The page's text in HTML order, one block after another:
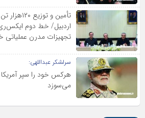
تأمین و
اردبیل/ خط دوم ایکس‌ری
تجهیزات مدرن عملیاتی
سرلشکر عبداللهی:
هرکس خود را سپر
می‌سوزد